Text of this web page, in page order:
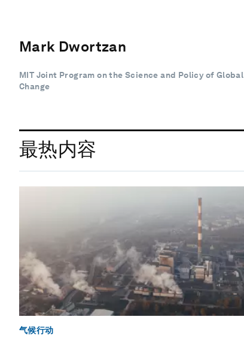
Mark Dwortzan
MIT Joint Program on the Science and Policy of Global
Change
最热内容
气候行动